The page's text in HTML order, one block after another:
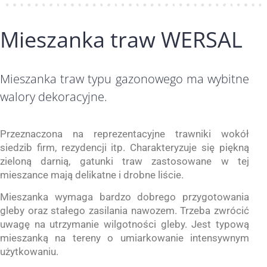
Mieszanka traw WERSAL
Mieszanka traw typu gazonowego ma wybitne
walory dekoracyjne.
Przeznaczona na reprezentacyjne trawniki wokół
siedzib firm, rezydencji itp. Charakteryzuje się piękną
zieloną darnią, gatunki traw zastosowane w tej
mieszance mają delikatne i drobne liście.
Mieszanka wymaga bardzo dobrego przygotowania
gleby oraz stałego zasilania nawozem. Trzeba zwrócić
uwagę na utrzymanie wilgotności gleby. Jest typową
mieszanką na tereny o umiarkowanie intensywnym
użytkowaniu.